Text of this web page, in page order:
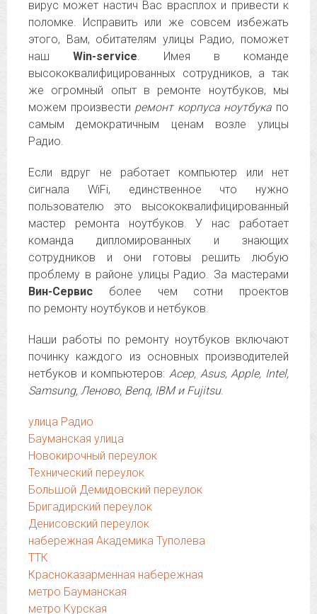
вирус может настич Вас врасплох и привести к
поломке. Исправить или же совсем избежать
этого, Вам, обитателям улицы Радио, поможет
наш Win-service. Имея в команде
высококвалифицированных сотрудников, а так
же огромный опыт в ремонте ноутбуков, мы
можем произвести ремонт корпуса ноутбука по
самым демократичным ценам возле улицы
Радио.
Если вдруг не работает компьютер или нет
сигнала WiFi, единственное что нужно
пользователю это высококвалифицированный
мастер ремонта ноутбуков. У нас работает
команда дипломированных и знающих
сотрудников и они готовы решить любую
проблему в районе улицы Радио. За мастерами
Вин-Сервис более чем сотни проектов
по ремонту ноутбуков и нетбуков.
Наши работы по ремонту ноутбуков включают
починку каждого из основных производителей
нетбуков и компьютеров: Асер, Asus, Apple, Intel,
Samsung, Леново, Benq, IBM и Fujitsu.
улица Радио
Бауманская улица
Новокирочный переулок
Технический переулок
Большой Демидовский переулок
Бригадирский переулок
Денисовский переулок
набережная Академика Туполева
ТТК
Красноказарменная набережная
метро Бауманская
метро Курская